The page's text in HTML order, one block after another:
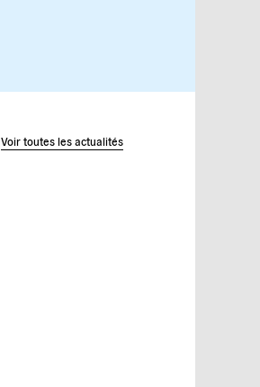
Voir toutes les actualités